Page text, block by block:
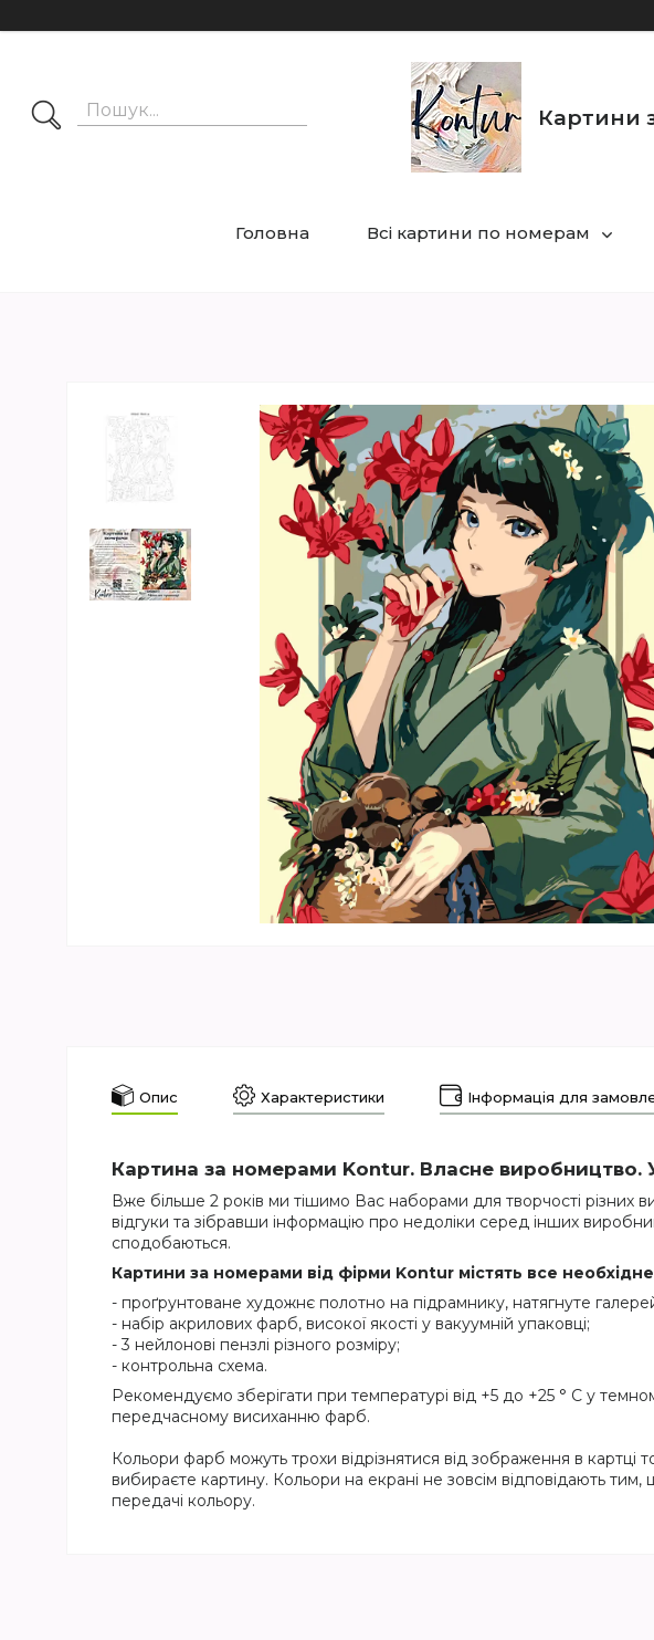
Картини
Головна Всі картини по номерам
Опис Характеристики Інформація для
Картина за номерами Kontur. Власне виробництво.
Вже більше 2 років ми тішимо Вас наборами для творчості різних
відгуки та зібравши інформацію про недоліки серед інших
сподобаються.
Картини за номерами від фірми Kontur містять все необхідне
- проґрунтоване художнє полотно на підрамнику, натягнуте
- набір акрилових фарб, високої якості у вакуумній упаковці;
- 3 нейлонові пензлі різного розміру;
- контрольна схема.
Рекомендуємо зберігати при температурі від +5 до +25 ° C у
передчасному висиханню фарб.
Кольори фарб можуть трохи відрізнятися від зображення в
вибираєте картину. Кольори на екрані не зовсім відповідають
передачі кольору.